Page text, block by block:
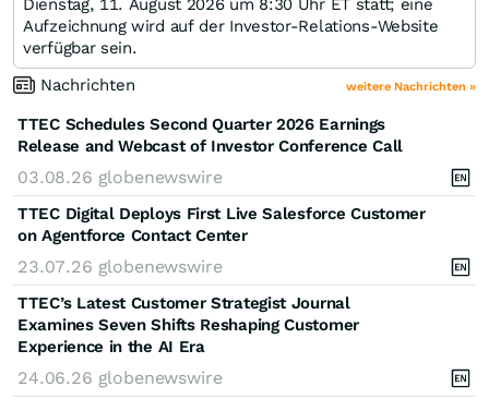
Dienstag, 11. August 2026 um 8:30 Uhr ET statt; eine
Aufzeichnung wird auf der Investor-Relations-Website
verfügbar sein.
Nachrichten
weitere Nachrichten »
TTEC Schedules Second Quarter 2026 Earnings
Release and Webcast of Investor Conference Call
03.08.26 globenewswire
TTEC Digital Deploys First Live Salesforce Customer
on Agentforce Contact Center
23.07.26 globenewswire
TTEC’s Latest Customer Strategist Journal
Examines Seven Shifts Reshaping Customer
Experience in the AI Era
24.06.26 globenewswire